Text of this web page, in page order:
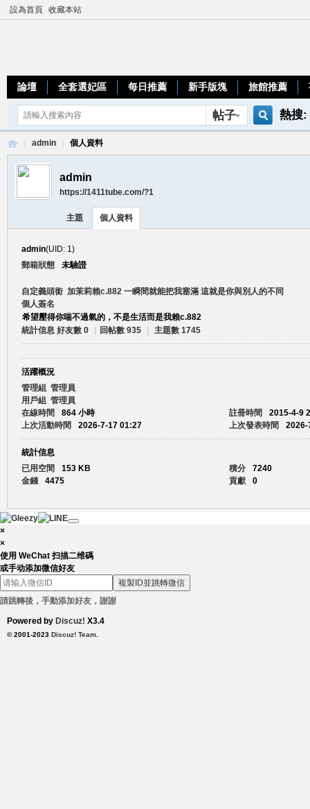
設為首頁 收藏本站
論壇 全套選妃區 每日推薦 新手版塊 旅館推薦
帖子 熱搜:
88
›
admin 個人資料
admin
https://1411tube.com/?1
主題 個人資料
admin(UID: 1)
郵箱狀態
未驗證
自定義頭銜 加茉莉賴c.882 一瞬間就能把我塞滿 這就是你與別人的不同
個人簽名
希望壓得你喘不過氣的，不是生活而是我賴c.882
統計信息 好友數 0 回帖數 935 主題數 1745
活躍概況
管理組 管理員
用戶組 管理員
在線時間
864 小時 註冊時間
2015-4-9
上次活動時間
2026-7-17 01:27 上次發表時間 2026-
統計信息
已用空間
153 KB 積分
7240
金錢
4475 貢獻 0
×
×
使用 WeChat 扫描二维碼
或手动添加微信好友
複製ID並跳轉微信
請跳轉後，手動添加好友，謝謝
Powered by Discuz! X3.4
© 2001-2023 Discuz! Team